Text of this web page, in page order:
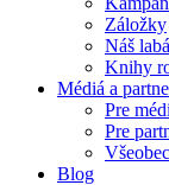
Záložky
Náš
Knihy
Médiá a
Pre
Pre
Blog